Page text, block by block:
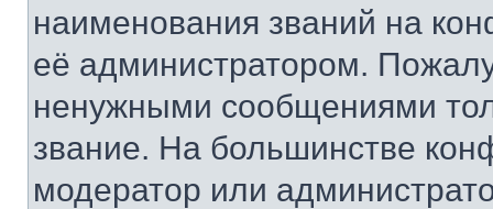
наименования званий на
её администратором.
ненужными сообщениями
звание. На большинстве
модератор или